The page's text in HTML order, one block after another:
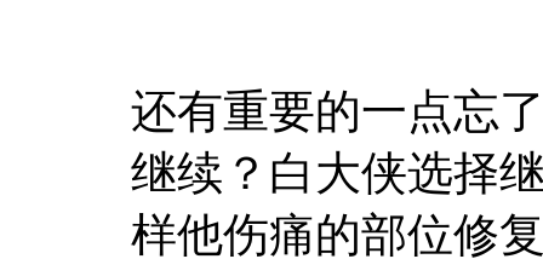
还有重要的一点忘
继续？白大侠选择
样他伤痛的部位修